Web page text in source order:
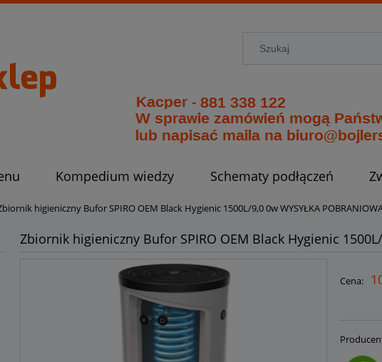
Kompedium wiedzy Schematy podłączeń
higieniczny Bufor SPIRO OEM Black Hygienic 1500L/9,0 0w WYSYŁKA
Zbiornik higieniczny Bufor SPIRO OEM Black Hygienic 1500L/
Cena: